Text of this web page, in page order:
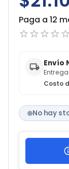
Paga a 12
Envío
Costo
No hay